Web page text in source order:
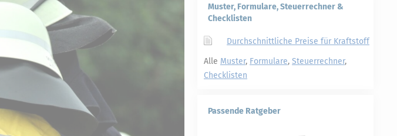
Muster, Formulare, Steuerrechner &
Checklisten
Durchschnittliche Preise für Kraftstoff
Alle Muster, Formulare, Steuerrechner,
Checklisten
Passende Ratgeber